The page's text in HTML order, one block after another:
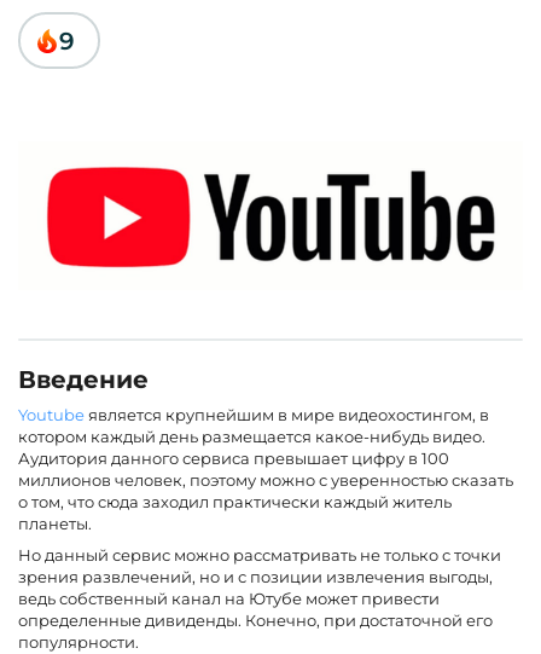
9
Введение
Youtubeявляется крупнейшим в мире видеохостингом, в
котором каждый день размещается какое-нибудь видео.
Аудитория данного сервиса превышает цифру в 100
миллионов человек, поэтому можно с уверенностью сказать
о том, что сюда заходил практически каждый житель
планеты.
Но данный сервис можно рассматривать не только с точки
зрения развлечений, но и с позиции извлечения выгоды,
ведь собственный канал на Ютубе может привести
определенные дивиденды. Конечно, при достаточной его
популярности.